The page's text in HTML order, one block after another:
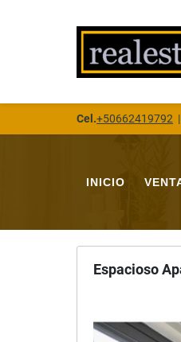
Cel.+50662419792 |
INICIO
Espacioso